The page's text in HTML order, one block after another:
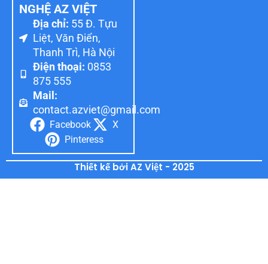
NGHỆ AZ VIỆT
Địa chỉ: 55 Đ. Tựu
Liệt, Văn Điển,
Thanh Trì, Hà Nội
Điện thoại: 0853
875 555
Mail:
contact.azviet@gmail.com
Facebook
X
Pinteress
Thiết kế bởi AZ Việt - 2025